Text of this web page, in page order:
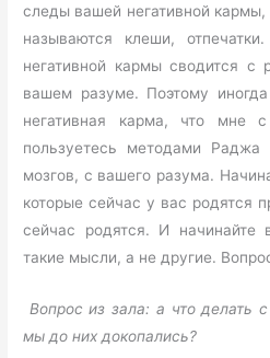
следы вашей негативной
называются клеши,
негативной кармы сводится с
вашем разуме. Поэтому
негативная карма, что
пользуетесь методами Раджа
мозгов, с вашего разума.
которые сейчас у вас родятся
сейчас родятся. И начинайте
такие мысли, а не другие.
Вопрос из зала: а что делать
мы до них докопались?